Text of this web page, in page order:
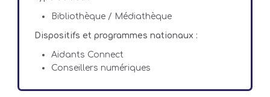
Bibliothèque / Médiathèque
Dispositifs et programmes nationaux :
Aidants Connect
Conseillers numériques